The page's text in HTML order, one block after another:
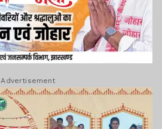
Advertisement